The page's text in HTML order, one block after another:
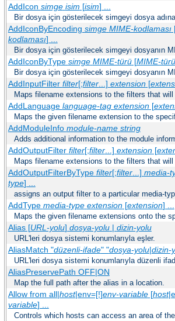
AddIcon simge isim [isim] ...
Bir dosya için gösterilecek simgeyi dosya
AddIconByEncoding simge MIME-kodlaması
kodlaması] ...
Bir dosya için gösterilecek simgeyi dosyanın
AddIconByType simge MIME-türü[MIME-türü
Bir dosya için gösterilecek simgeyi dosyanın
AddInputFilter filter[;filter...] extension[
Maps filename extensions to the filters that
AddLanguage language-tag extension[
Maps the given filename extension to the
AddModuleInfo module-name string
Adds additional information to the module
AddOutputFilter filter[;filter...] extension[
Maps filename extensions to the filters that
AddOutputFilterByType filter[;filter...] media-
type] ...
assigns an output filter to a particular media-
AddType media-type extension[extension] ...
Maps the given filename extensions onto the
Alias [URL-yolu] dosya-yolu| dizin-yolu
URL'leri dosya sistemi konumlarıyla eşler.
AliasMatch "düzenli-ifade" "dosya-yolu|dizin-
URL'leri dosya sistemi konumlarıyla düzenli
AliasPreservePath OFF|ON
Map the full path after the alias in a location.
Allow from all|host|env=[!]env-variable[host
variable] ...
Controls which hosts can access an area of